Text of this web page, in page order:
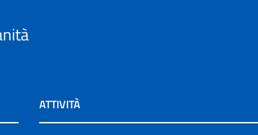
ATTIVITÀ